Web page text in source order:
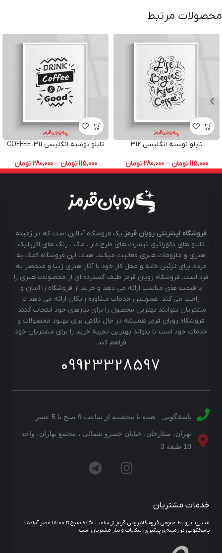
محصولات مرتبط
تابلو نوشته انگلیسی 312
115,000تومان –
280,000تومان
تابلو نوشته انگلیسی COFFEE 311
115,000تومان –
280,000تومان
فروشگاه اینترنتی روبان قرمز یک فروشگاه آنلاین است که در زمینه
تابلو های دکوراتیو، تیشرت های طرح دار ، ماگ ، رنگ های اکریلیک
هنری و ملزومات هنری فعالیت میکند. هدف این فروشگاه کمک به
مردم برای تزئین خانه و محل کار خود با آثار هنری زیبا و منحصر به
فرد است. فروشگاه روبان قرمز طیف گسترده ای از محصولات هنری را
با قیمت های مناسب ارائه می دهد و خرید از فروشگاه را آسان و
راحت می کند. همچنین خدمات مشاوره رایگان ارائه می دهد تا
مشتریان بتوانند بهترین محصول را برای نیازهای خود انتخاب کنند.
فروشگاه روبان قرمز همیشه در حال تلاش برای بهبود محصولات و
خدمات خود است تا بتواند بهترین تجربه خرید را برای مشتریان خود
فراهم کند.
09923328597
پاسخگویی : شنبه تا پنجشنبه از ساعت 9 صبح تا 5 عصر
تهران، ستارخان، خیابان خسرو شمالی ، مجتمع بهاران، واحد
10 طبقه 3
خدمات مشتریان
مدیریت روابط عمومی فروشگاه روبان قرمز از ساعت ۸:۳۰ صبح تا ۱۸:۰۰ عصر آماده
پاسخگویی در زمینه‌ی پیگیری، شکایات و نیاز مشتریان است!